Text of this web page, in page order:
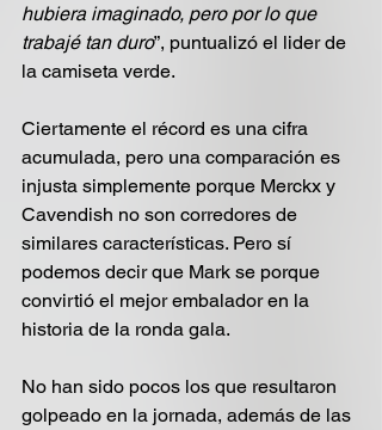
hubiera imaginado, pero por lo que
trabajé tan duro”, puntualizó el lider de
la camiseta verde.
Ciertamente el récord es una cifra
acumulada, pero una comparación es
injusta simplemente porque Merckx y
Cavendish no son corredores de
similares características. Pero sí
podemos decir que Mark se porque
convirtió el mejor embalador en la
historia de la ronda gala.
No han sido pocos los que resultaron
golpeado en la jornada, además de las